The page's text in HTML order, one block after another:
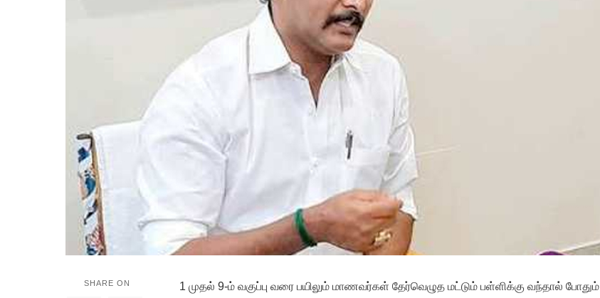
SHARE ON
1 முதல் 9-ம் வகுப்பு வரை பயிலும் மாணவர்கள் தேர்வெழுத மட்டும் பள்ளிக்கு வந்தால் போதும்